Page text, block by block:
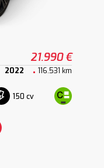
21.990 €
2022 116.531 km
150 cv